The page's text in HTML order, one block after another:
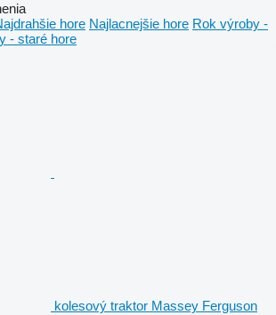
hore Najlacnejšie hore Rok výroby -
- staré hore
kolesový traktor Massey Ferguson